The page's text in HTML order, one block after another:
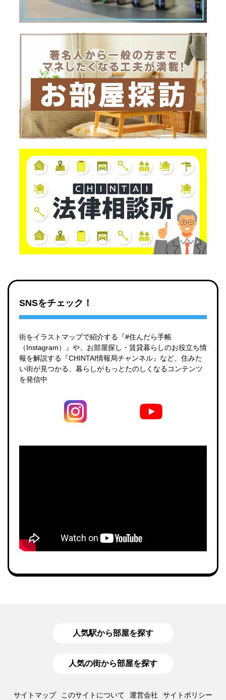
SNSをチェック！
街をイラストマップで紹介する『#住んだら手帳
（Instagram）』や、お部屋探し・賃貸暮らしのお役立ち情
報を解説する『CHINTAI情報局チャンネル』など、住みた
い街が見つかる、暮らしがもっとたのしくなるコンテンツ
を発信中
人気駅から部屋を探す
人気の街から部屋を探す
サイトマップ このサイトについて 運営会社 サイトポリシー